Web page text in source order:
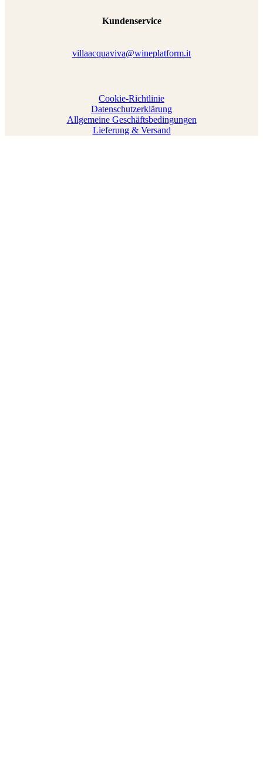
Kundenservice
villaacquaviva@wineplatform.it
Cookie-Richtlinie
Datenschutzerklärung
Allgemeine Geschäftsbedingungen
Lieferung & Versand